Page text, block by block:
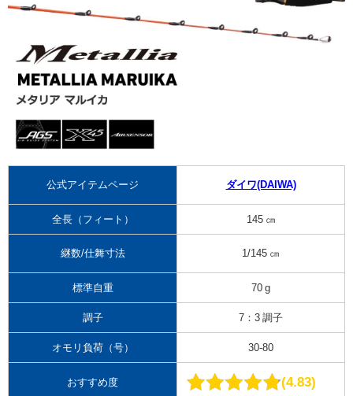
公式アイテムページ ダイワ(DAIWA)
全長（フィート） 145 ㎝
継数/仕舞寸法 1/145 ㎝
標準自重 70 g
調子 7：3 調子
オモリ負荷（号） 30-80
おすすめ度 4.83